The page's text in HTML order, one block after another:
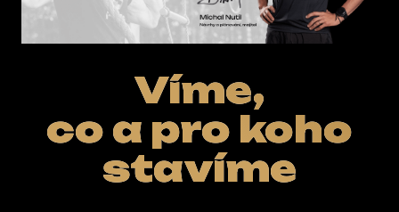
Víme,
co a pro koho
stavíme